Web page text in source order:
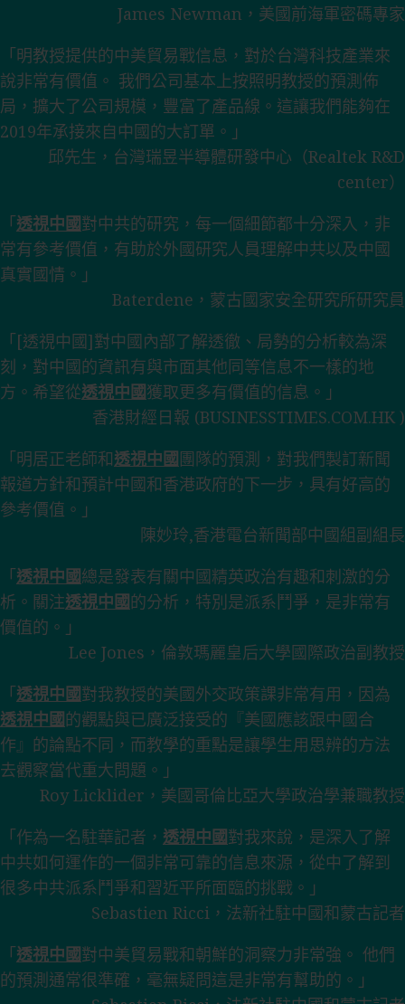
James Newman，美國前海軍密碼專家
「明教授提供的中美貿易戰信息，對於台灣科技產業來
說非常有價值。 我們公司基本上按照明教授的預測佈
局，擴大了公司規模，豐富了產品線。這讓我們能夠在
2019年承接來自中國的大訂單。」
邱先生，台灣瑞昱半導體研發中心（Realtek R&D
center）
「透視中國對中共的研究，每一個細節都十分深入，非
常有參考價值，有助於外國研究人員理解中共以及中國
真實國情。」
Baterdene，蒙古國家安全研究所研究員
「[透視中國]對中國內部了解透徹、局勢的分析較為深
刻，對中國的資訊有與市面其他同等信息不一樣的地
方。希望從透視中國獲取更多有價值的信息。」
香港財經日報 (BUSINESSTIMES.COM.HK )
「明居正老師和透視中國 團隊的預測，對我們製訂新聞
報道方針和預計中國和香港政府的下一步，具有好高的
參考價值。」
陳妙玲,香港電台新聞部中國組副組長
「透視中國總是發表有關中國精英政治有趣和刺激的分
析。關注透視中國的分析，特別是派系鬥爭，是非常有
價值的。」
Lee Jones，倫敦瑪麗皇后大學國際政治副教授
「透視中國對我教授的美國外交政策課非常有用，因為
透視中國的觀點與已廣泛接受的『美國應該跟中國合
作』的論點不同，而教學的重點是讓學生用思辨的方法
去觀察當代重大問題。」
Roy Licklider，美國哥倫比亞大學政治學兼職教授
「作為一名駐華記者， 透視中國對我來說，是深入了解
中共如何運作的一個非常可靠的信息來源，從中了解到
很多中共派系鬥爭和習近平所面臨的挑戰。」
Sebastien Ricci，法新社駐中國和蒙古記者
「透視中國對中美貿易戰和朝鮮的洞察力非常強。 他們
的預測通常很準確，毫無疑問這是非常有幫助的。」